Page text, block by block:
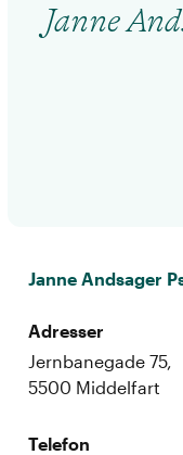
Janne
Janne Andsager
Adresser
Jernbanegade 75,
5500 Middelfart
Telefon